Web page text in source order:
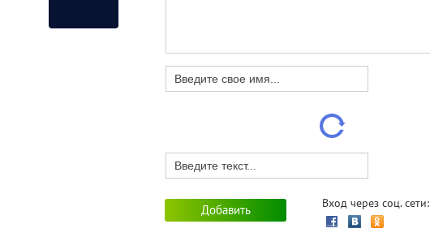
«Жасмин» - круглая кровать.
Вход через соц. сети: